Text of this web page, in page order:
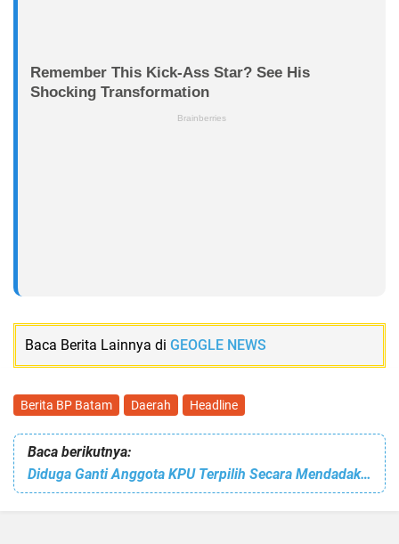
Baca Berita Lainnya di GEOGLE NEWS
Berita BP Batam Daerah Headline
Baca berikutnya:
Diduga Ganti Anggota KPU Terpilih Secara Mendadak, DKPP Periksa Ketua KPU RI